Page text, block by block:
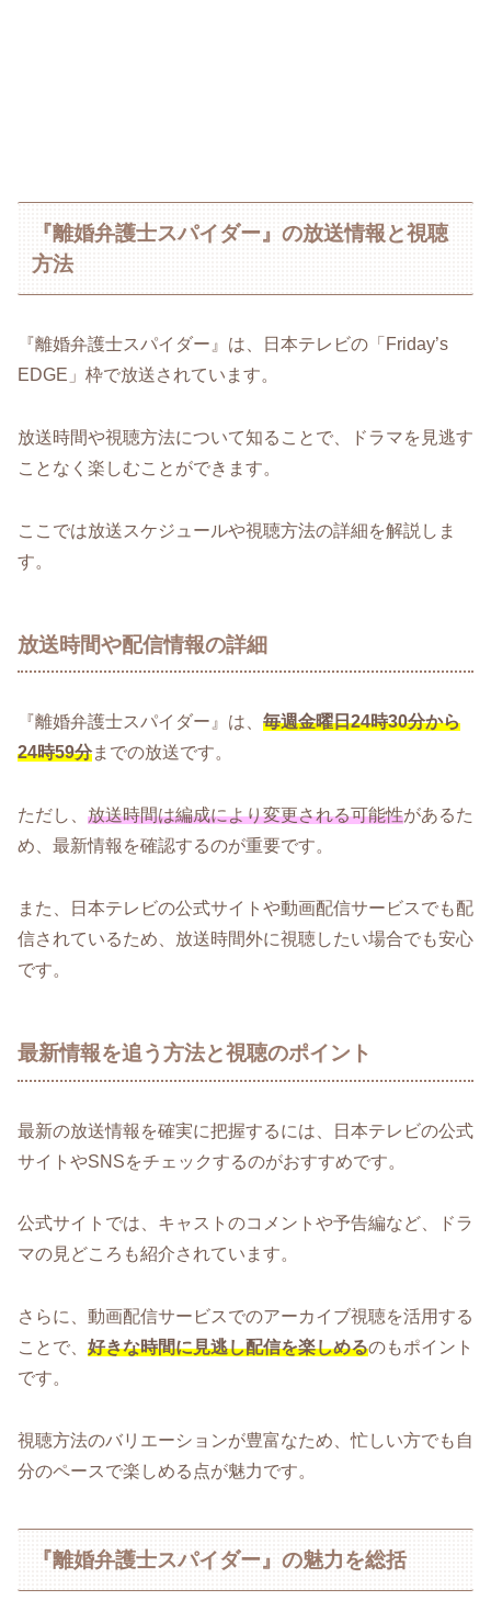
『離婚弁護士スパイダー』の放送情報と視聴
方法
『離婚弁護士スパイダー』は、日本テレビの「Friday’s
EDGE」枠で放送されています。
放送時間や視聴方法について知ることで、ドラマを見逃す
ことなく楽しむことができます。
ここでは放送スケジュールや視聴方法の詳細を解説しま
す。
放送時間や配信情報の詳細
『離婚弁護士スパイダー』は、 毎週金曜日24時30分から
24時59分までの放送です。
ただし、 放送時間は編成により変更される可能性があるた
め、最新情報を確認するのが重要です。
また、日本テレビの公式サイトや動画配信サービスでも配
信されているため、放送時間外に視聴したい場合でも安心
です。
最新情報を追う方法と視聴のポイント
最新の放送情報を確実に把握するには、日本テレビの公式
サイトやSNSをチェックするのがおすすめです。
公式サイトでは、キャストのコメントや予告編など、ドラ
マの見どころも紹介されています。
さらに、動画配信サービスでのアーカイブ視聴を活用する
ことで、 好きな時間に見逃し配信を楽しめるのもポイント
です。
視聴方法のバリエーションが豊富なため、忙しい方でも自
分のペースで楽しめる点が魅力です。
『離婚弁護士スパイダー』の魅力を総括